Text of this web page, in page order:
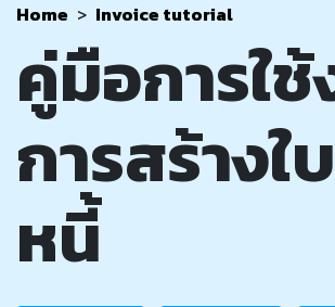
Home > Invoice tutorial
คู่มือการใช้
การสร้างใ
หนี้